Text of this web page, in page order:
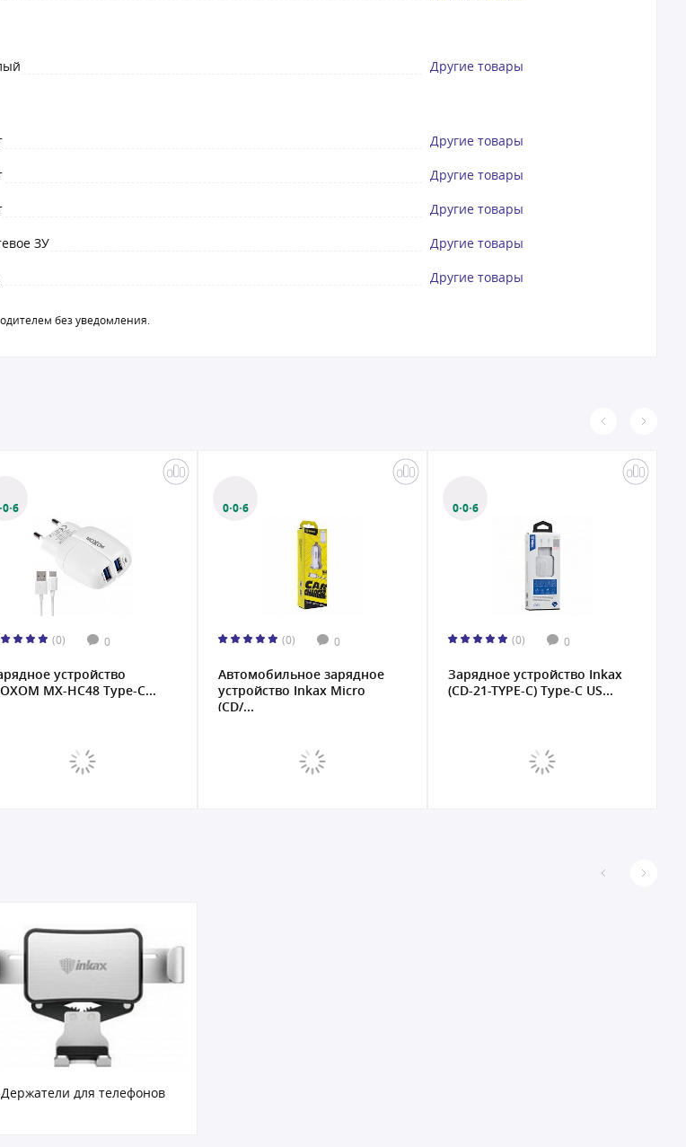
Другие товары
Другие товары
Другие товары
Другие товары
ЗУ Другие товары
Другие товары
без уведомления.
(0) 0
устройство
MX-HC48 Type-C...
0·0·6
(0) 0
Автомобильное зарядное
устройство Inkax Micro
(CD/...
0·0·6
(0) 0
Зарядное устройство Inkax
(CD-21-TYPE-C) Type-C US...
Держатели для телефонов